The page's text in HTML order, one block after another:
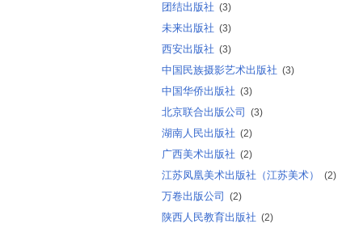
团结出版社 (3)
未来出版社 (3)
西安出版社 (3)
中国民族摄影艺术出版社 (3)
中国华侨出版社 (3)
北京联合出版公司 (3)
湖南人民出版社 (2)
广西美术出版社 (2)
江苏凤凰美术出版社（江苏美术） (2)
万卷出版公司 (2)
陕西人民教育出版社 (2)